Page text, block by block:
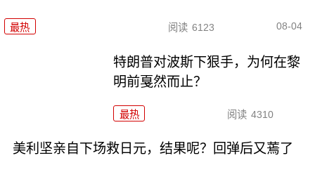
最热 阅读 6123 08-04
特朗普对波斯下狠手，为何在黎
明前戛然而止？
最热 阅读 4310
美利坚亲自下场救日元，结果呢？回弹后又蔫了